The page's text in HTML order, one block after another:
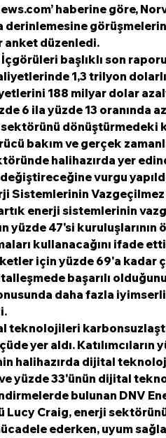
haberine göre,
görüşmelerin
anket düzenledi.
başlıklı son
1,3 trilyon
188 milyar dolar
6 ila yüzde 13 oranında
dönüştürmedeki
bakım ve gerçek
halihazırda yer
vurgu
Sistemlerinin Vazgeçilmez
enerji sistemlerinin
yüzde 47'si
kullanacağını ifade
için yüzde 69'a kadar
başarılı
daha fazla
teknolojileri
yer aldı.
halihazırda dijital
ve yüzde 33'ünün dijital
bulunan DNV
Craig, enerji
ederken, uyum